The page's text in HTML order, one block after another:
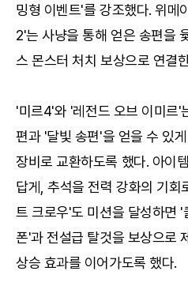
밍형 이벤트'를 강조했다. 위메
2'는 사냥을 통해 얻은 송편을
스 몬스터 처치 보상으로 연결
'미르4'와 '레전드 오브 이미르'
편과 '달빛 송편'을 얻을 수 있
장비로 교환하도록 했다. 아이
답게, 추석을 전력 강화의 기회
트 크로우'도 미션을 달성하면
폰'과 전설급 탈것을 보상으로
상승 효과를 이어가도록 했다.